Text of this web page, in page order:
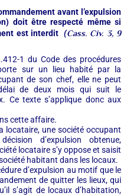
avant l’expulsion
doit être respecté même si
est interdit (Cass. Civ. 3, 9
1 du Code des procédures
porte sur un lieu habité par la
de son chef, elle ne peut
de deux mois qui suit le
Ce texte s’applique donc aux
cette affaire.
locataire, une société occupant
d’expulsion obtenue,
locataire s’y oppose et saisit
habitant dans les locaux.
d’expulsion au motif que le
de quitter les lieux, qui
s’agit de locaux d’habitation,